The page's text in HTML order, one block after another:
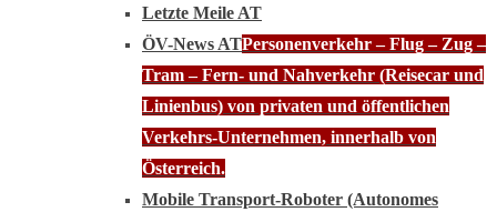
Letzte Meile AT
ÖV-News ATPersonenverkehr – Flug – Zug –
Tram – Fern- und Nahverkehr (Reisecar und
Linienbus) von privaten und öffentlichen
Verkehrs-Unternehmen, innerhalb von
Österreich.
Mobile Transport-Roboter (Autonomes